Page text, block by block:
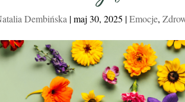
Dembińska |maj 30, 2025 |Emocje,